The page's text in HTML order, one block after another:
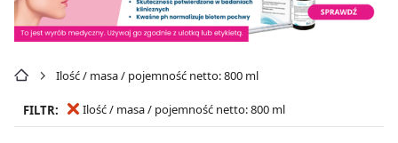
Ilość / masa / pojemność netto: 800 ml
FILTR: Ilość / masa / pojemność netto: 800 ml